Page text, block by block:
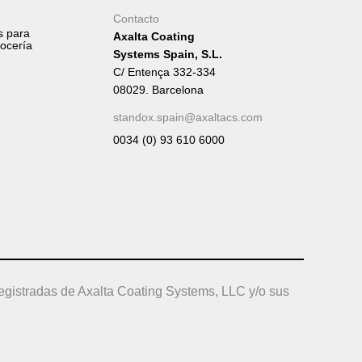
para
Contacto
Axalta Coating
Systems Spain, S.L.
C/ Entença 332-334
08029. Barcelona
standox.spain@axaltacs.com
0034 (0) 93 610 6000
de Axalta Coating Systems, LLC y/o sus